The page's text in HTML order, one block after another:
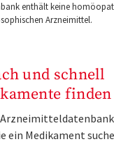
enthält keine
Arzneimittel.
und schnell
finden
ein Medikament